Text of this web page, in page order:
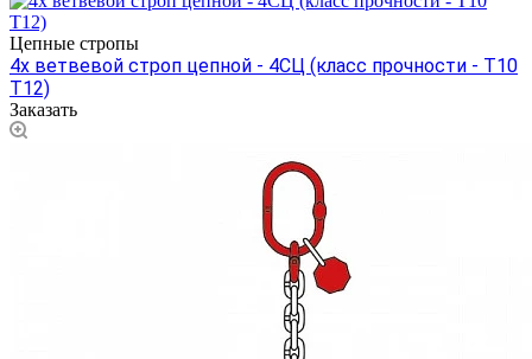
Цепные стропы
4х ветвевой строп цепной - 4СЦ (класс прочности - Т10
Т12)
Заказать